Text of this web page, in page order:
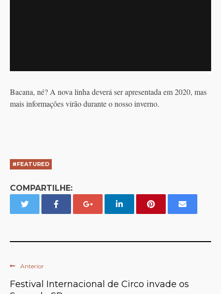
Bacana, né? A nova linha deverá ser apresentada em 2020, mas
mais informações virão durante o nosso inverno.
#FEATURED
COMPARTILHE:
Anterior
Festival Internacional de Circo invade os